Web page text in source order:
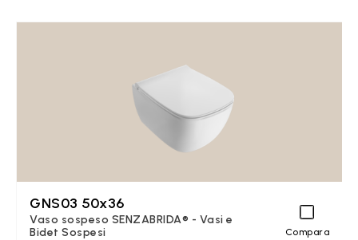
GNS03 50x36
Vaso sospeso SENZABRIDA® - Vasi e
Bidet Sospesi
Compara